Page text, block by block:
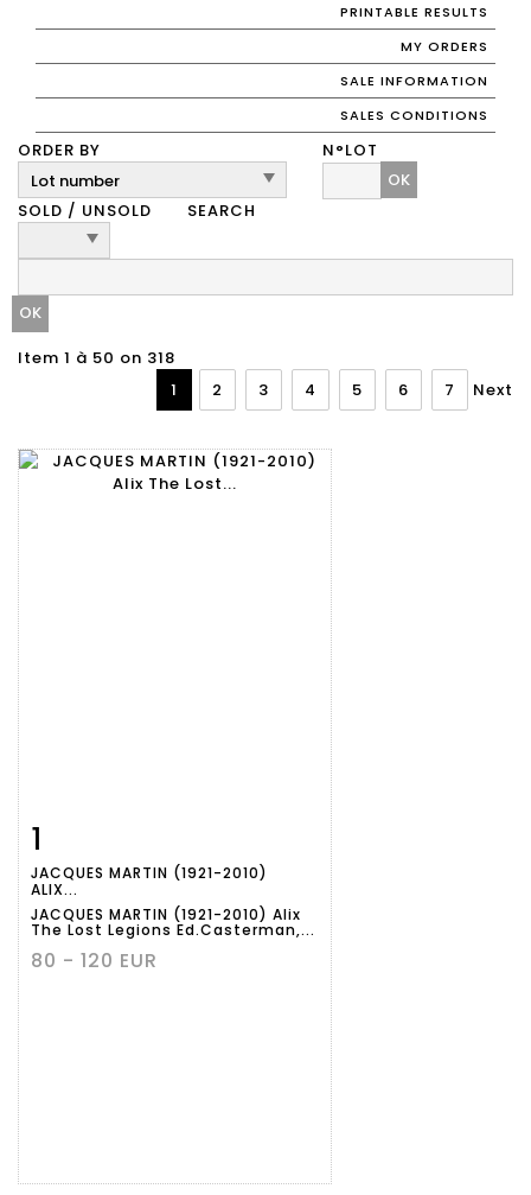
PRINTABLE RESULTS
MY ORDERS
SALE INFORMATION
SALES CONDITIONS
ORDER BY
N°LOT
OK
SOLD / UNSOLD
SEARCH
Item 1 à 50 on 318
1
2 3 4 5 6 7 Next
1
JACQUES MARTIN (1921-2010)
ALIX...
JACQUES MARTIN (1921-2010) Alix
The Lost Legions Ed.Casterman,...
80 - 120 EUR